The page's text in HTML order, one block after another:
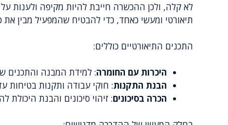
לא קלה, ולכן ההכשרה חייבת להיות מקיפה ולענות
תיאורטי ומעשי כאחד, כדי להבטיח שהמפעיל מבין את
התכנים התיאורטיים כוללים:
היכרות עם החומרה: למידת המבנה והתכנים
הבנת התקנות: חוקי עבודה ותקנות בטיחות
הכרה בסיכונים: זיהוי סיכונים והבנת היכולת